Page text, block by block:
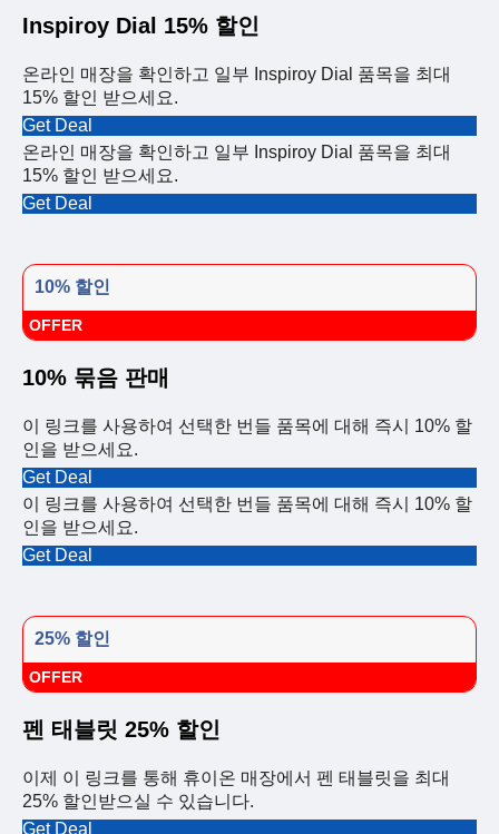
Inspiroy Dial 15% 할인
온라인 매장을 확인하고 일부 Inspiroy Dial 품목을 최대
15% 할인 받으세요.
Get Deal
온라인 매장을 확인하고 일부 Inspiroy Dial 품목을 최대
15% 할인 받으세요.
Get Deal
10% 할인
OFFER
10% 묶음 판매
이 링크를 사용하여 선택한 번들 품목에 대해 즉시 10% 할
인을 받으세요.
Get Deal
이 링크를 사용하여 선택한 번들 품목에 대해 즉시 10% 할
인을 받으세요.
Get Deal
25% 할인
OFFER
펜 태블릿 25% 할인
이제 이 링크를 통해 휴이온 매장에서 펜 태블릿을 최대
25% 할인받으실 수 있습니다.
Get Deal